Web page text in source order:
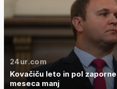
24ur.com
Kovačiču leto in pol
meseca manj